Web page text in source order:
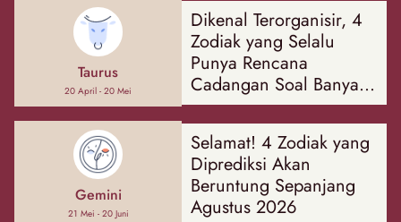
Taurus
20 April - 20 Mei
Dikenal Terorganisir, 4
Zodiak yang Selalu
Punya Rencana
Cadangan Soal Banyak
Hal
Gemini
21 Mei - 20 Juni
Selamat! 4 Zodiak yang
Diprediksi Akan
Beruntung Sepanjang
Agustus 2026